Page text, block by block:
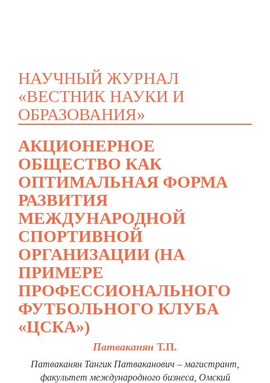
НАУЧНЫЙ ЖУРНАЛ
«ВЕСТНИК НАУКИ И
ОБРАЗОВАНИЯ»
АКЦИОНЕРНОЕ
ОБЩЕСТВО КАК
ОПТИМАЛЬНАЯ ФОРМА
РАЗВИТИЯ
МЕЖДУНАРОДНОЙ
СПОРТИВНОЙ
ОРГАНИЗАЦИИ (НА
ПРИМЕРЕ
ПРОФЕССИОНАЛЬНОГО
ФУТБОЛЬНОГО КЛУБА
«ЦСКА»)
Патваканян Т.П.
Патваканян Тангик Патваканович – магистрант,
факультет международного бизнеса, Омский